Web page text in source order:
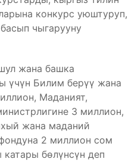
конкурс уюштуруп,
чыгарууну
жана башка
үчүн Билим берүү жана
Маданият,
3 миллион,
жана маданий
2 миллион сом
бөлүнсүн деп